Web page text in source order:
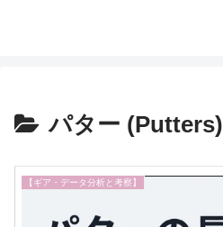
パター (Putters)
【ギア・データ分析と考察】